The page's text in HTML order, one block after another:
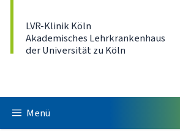
LVR-Klinik Köln
Akademisches Lehrkrankenhaus
der Universität zu Köln
Menü